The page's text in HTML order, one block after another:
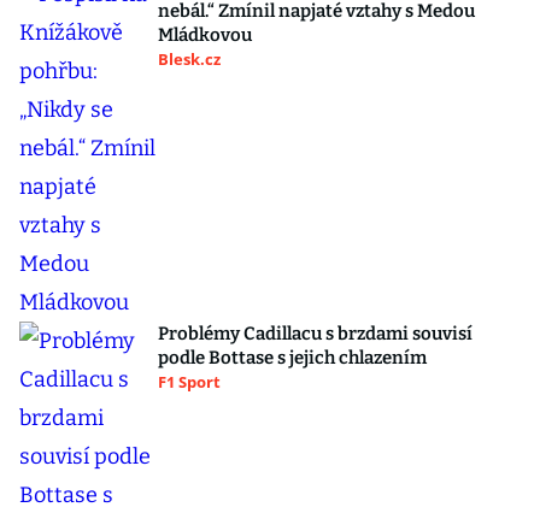
nebál.“ Zmínil napjaté vztahy s Medou
Mládkovou
Blesk.cz
Problémy Cadillacu s brzdami souvisí
podle Bottase s jejich chlazením
F1 Sport